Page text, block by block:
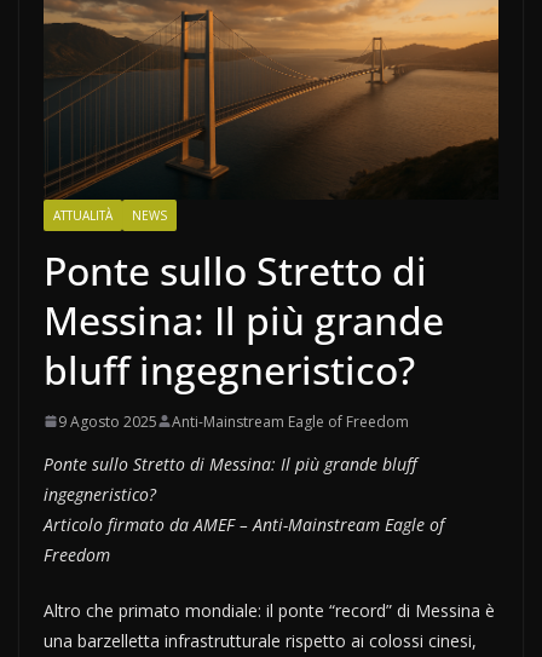
ATTUALITÀ NEWS
Ponte sullo Stretto di
Messina: Il più grande
bluff ingegneristico?
9 Agosto 2025 Anti-Mainstream Eagle of Freedom
Ponte sullo Stretto di Messina: Il più grande bluff
ingegneristico?
Articolo firmato da AMEF – Anti-Mainstream Eagle of
Freedom
Altro che primato mondiale: il ponte “record” di Messina è
una barzelletta infrastrutturale rispetto ai colossi cinesi,